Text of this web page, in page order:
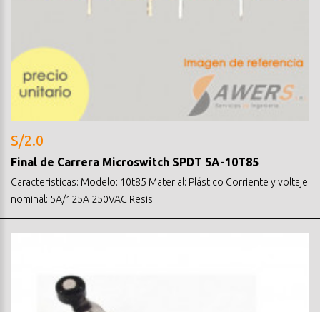
S/2.0
Final de Carrera Microswitch SPDT 5A-10T85
Caracteristicas: Modelo: 10t85 Material: Plástico Corriente y voltaje
nominal: 5A/125A 250VAC Resis..